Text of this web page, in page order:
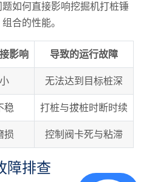
如何直接影响挖掘机打桩锤
合的性能。
影响 导致的运行故障
无法达到目标桩深
稳 打桩与拔桩时断时续
损 控制阀卡死与粘滞
障排查